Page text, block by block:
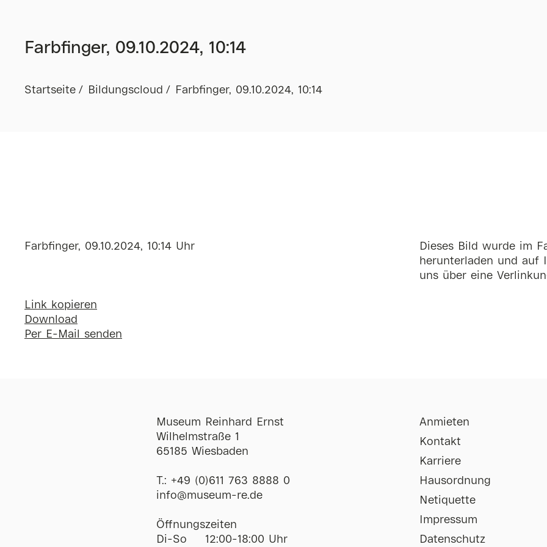
Farbfinger, 09.10.2024, 10:14
Startseite Bildungscloud Farbfinger, 09.10.2024, 10:14
Farbfinger, 09.10.2024, 10:14 Uhr
Link kopieren
Download
Per E-Mail senden
Dieses Bild wurde im
herunterladen und auf
uns über eine
Museum Reinhard Ernst
Wilhelmstraße 1
65185 Wiesbaden
T.: +49 (0)611 763 8888 0
ofni@museum-re de
Öffnungszeiten
Di-So
12:00-18:00 Uhr
Anmieten
Kontakt
Karriere
Hausordnung
Netiquette
Impressum
Datenschutz